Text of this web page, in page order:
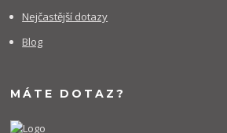
Nejčastější dotazy
Blog
MÁTE DOTAZ?